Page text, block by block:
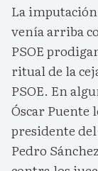
La
venía arriba
PSOE
ritual de la
PSOE. En
Óscar Puente
presidente
Pedro